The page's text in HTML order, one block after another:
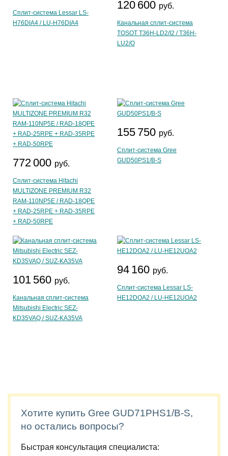
Сплит-система Lessar LS-
H76DIA4 / LU-H76DIA4
120 600 руб.
Канальная сплит-система
TOSOT T36H-LD2/I2 / T36H-
LU2/O
772 000 руб.
Сплит-система Hitachi
MULTIZONE PREMIUM R32
RAM-110NP5E / RAD-18QPE
+ RAD-25RPE + RAD-35RPE
+ RAD-50RPE
155 750 руб.
Сплит-система Gree
GUD50PS1/B-S
101 560 руб.
Канальная сплит-система
Mitsubishi Electric SEZ-
KD35VAQ / SUZ-KA35VA
94 160 руб.
Сплит-система Lessar LS-
HE12DOA2 / LU-HE12UOA2
Хотите купить Gree GUD71PHS1/B-S,
но остались вопросы?
Быстрая консультация специалиста: